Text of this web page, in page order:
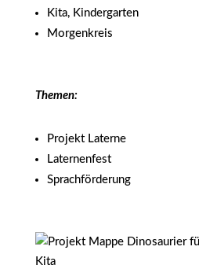
Kita, Kindergarten
Morgenkreis
Themen:
Projekt Laterne
Laternenfest
Sprachförderung